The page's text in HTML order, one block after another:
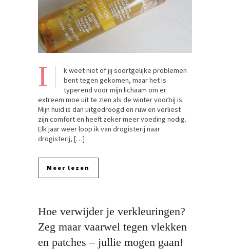
I
k weet niet of jij soortgelijke problemen
bent tegen gekomen, maar het is
typerend voor mijn lichaam om er
extreem moe uit te zien als de winter voorbij is.
Mijn huid is dan uitgedroogd en ruw en verliest
zijn comfort en heeft zeker meer voeding nodig.
Elk jaar weer loop ik van drogisterij naar
drogisterij, […]
Meer lezen
Hoe verwijder je verkleuringen?
Zeg maar vaarwel tegen vlekken
en patches – jullie mogen gaan!